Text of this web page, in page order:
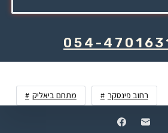
054-
מתחם ביאליק רחוב פינסקר